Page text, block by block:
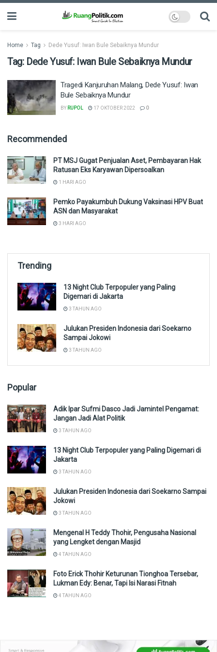
Home Tag Dede Yusuf: Iwan Bule Sebaiknya Mundur
Tag: Dede Yusuf: Iwan Bule Sebaiknya Mundur
Tragedi Kanjuruhan Malang, Dede Yusuf: Iwan
Bule Sebaiknya Mundur
BY RUPOL 17 OKTOBER 2022 0
Recommended
PT MSJ Gugat Penjualan Aset, Pembayaran Hak
Ratusan Eks Karyawan Dipersoalkan
1 HARI AGO
Pemko Payakumbuh Dukung Vaksinasi HPV Buat
ASN dan Masyarakat
3 HARI AGO
Trending
13 Night Club Terpopuler yang Paling
Digemari di Jakarta
3 TAHUN AGO
Julukan Presiden Indonesia dari Soekarno
Sampai Jokowi
3 TAHUN AGO
Popular
Adik Ipar Sufmi Dasco Jadi Jamintel Pengamat:
Jangan Jadi Alat Politik
3 TAHUN AGO
13 Night Club Terpopuler yang Paling Digemari di
Jakarta
3 TAHUN AGO
Julukan Presiden Indonesia dari Soekarno Sampai
Jokowi
3 TAHUN AGO
Mengenal H Teddy Thohir, Pengusaha Nasional
yang Lengket dengan Masjid
4 TAHUN AGO
Foto Erick Thohir Keturunan Tionghoa Tersebar,
Lukman Edy: Benar, Tapi Isi Narasi Fitnah
4 TAHUN AGO